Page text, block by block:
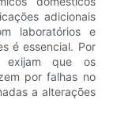
adicionais
laboratórios e
é essencial. Por
exijam que os
por falhas no
a alterações